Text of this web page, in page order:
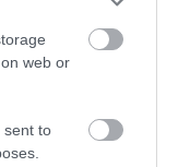
web or
sent to